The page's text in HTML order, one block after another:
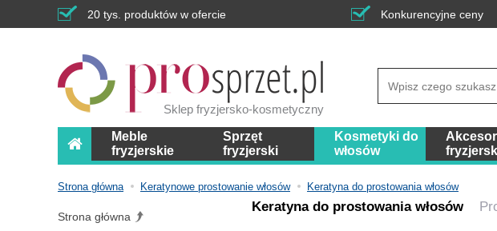
20 tys. produktów w ofercie Konkurencyjne ceny
Sklep fryzjersko-kosmetyczny
Meble
fryzjerskie
Sprzęt
fryzjerski
Kosmetyki do
włosów
Strona główna Keratynowe prostowanie włosów Keratyna do prostowania włosów
Keratyna do prostowania włosów
Strona główna